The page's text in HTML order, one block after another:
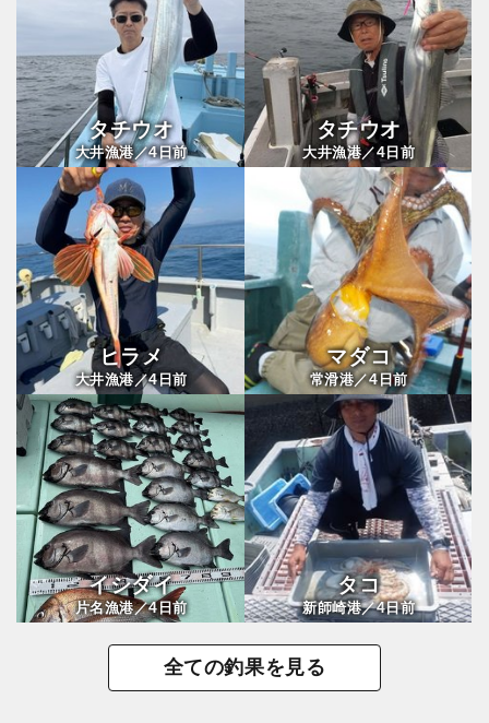
タチウオ
大井漁港／4日前
タチウオ
大井漁港／4日前
ヒラメ
大井漁港／4日前
マダコ
常滑港／4 日前
イシダイ
片名漁港／4日前
タコ
新師崎港／4日前
全ての釣果を見る